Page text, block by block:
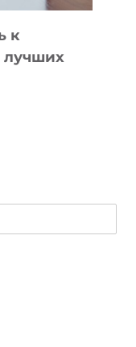
к
лучших